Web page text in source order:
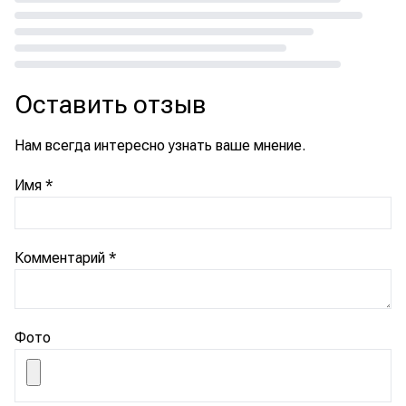
Оставить отзыв
Нам всегда интересно узнать ваше мнение.
Имя *
Комментарий *
Фото